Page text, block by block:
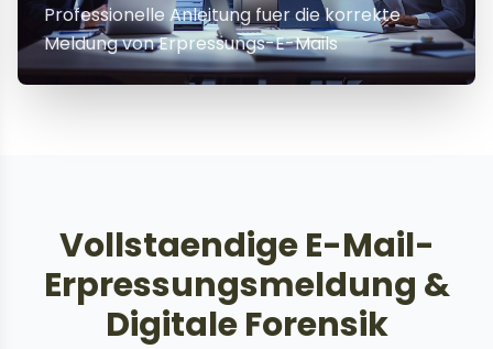
Professionelle Anleitung fuer die korrekte
Meldung von Erpressungs-E-Mails
Vollstaendige E-Mail-
Erpressungsmeldung &
Digitale Forensik